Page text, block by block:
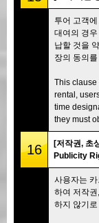
투어 고객
대여의 경
납할 것을
장의 동의
This clause
rental,
time
they must
16
[저작권, 초
Publicity
사용자는
하여 저작
하지 않기로